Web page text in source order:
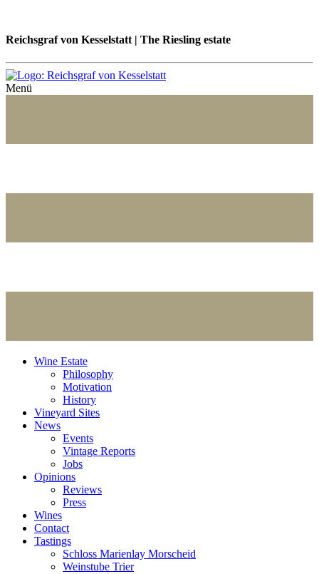
Reichsgraf von Kesselstatt | The Riesling estate
Menü
Wine Estate
Philosophy
Motivation
History
Vineyard Sites
News
Events
Vintage Reports
Jobs
Opinions
Reviews
Press
Wines
Contact
Tastings
Schloss Marienlay Morscheid
Weinstube Trier